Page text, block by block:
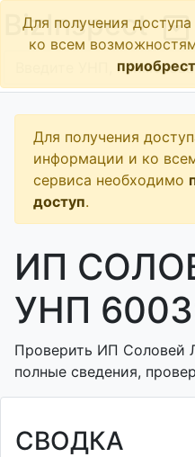
BizInspect
Для получения
ко всем
Для получения
информации и ко
сервиса необходимо
доступ.
ИП
УНП
Проверить ИП Соловей
полные сведения,
СВОДКА